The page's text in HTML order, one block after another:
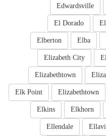
Edwardsville
El Dorado
Elba
Elberton
Elizabeth City
Elizabethtown
Elizabethtown
Elk Point
Elkhorn
Elkins
Ellendale